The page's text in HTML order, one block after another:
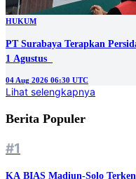
HUKUM
PT Surabaya Terapkan
1 Agustus
04 Aug 2026 06:30 UTC
Lihat selengkapnya
Berita Populer
#1
KA BIAS Madiun-Solo